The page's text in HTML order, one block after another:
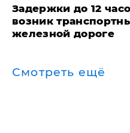
Задержки до 12
возник
железной дороге
Смотреть ещё